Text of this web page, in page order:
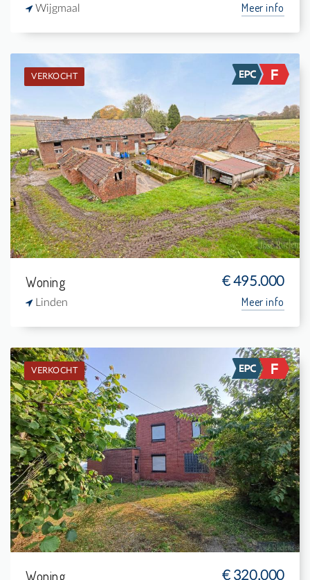
Wijgmaal Meer info
VERKOCHT
Verkocht: Boerderij
-
433 m²
-
106 m²
Woning € 495.000
Linden Meer info
VERKOCHT
Verkocht: Woning
2
1.900 m²
1
110 m²
Woning € 320.000